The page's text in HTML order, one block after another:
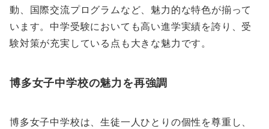
動、国際交流プログラムなど、魅力的な特色が揃って
います。中学受験においても高い進学実績を誇り、受
験対策が充実している点も大きな魅力です。
博多女子中学校の魅力を再強調
博多女子中学校は、生徒一人ひとりの個性を尊重し、